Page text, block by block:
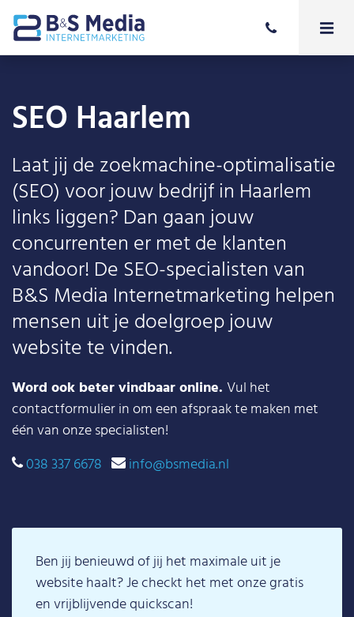
SEO Haarlem
Laat jij de zoekmachine-optimalisatie
(SEO) voor jouw bedrijf in Haarlem
links liggen? Dan gaan jouw
concurrenten er met de klanten
vandoor! De SEO-specialisten van
B&S Media Internetmarketing helpen
mensen uit je doelgroep jouw
website te vinden.
Word ook beter vindbaar online. Vul het
contactformulier in om een afspraak te maken met
één van onze specialisten!
038 337 6678
info@bsmedia.nl
Ben jij benieuwd of jij het maximale uit je
website haalt? Je checkt het met onze gratis
en vrijblijvende quickscan!